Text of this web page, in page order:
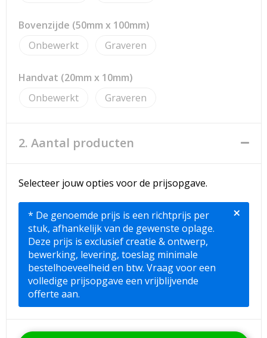
Bovenzijde (50mm x 100mm)
Onbewerkt
Graveren
Handvat (20mm x 10mm)
Onbewerkt
Graveren
2. Aantal producten
Selecteer jouw opties voor de prijsopgave.
* De genoemde prijs is een richtprijs per
stuk, afhankelijk van de gewenste oplage.
Deze prijs is exclusief creatie & ontwerp,
bewerking, levering, toeslag minimale
bestelhoeveelheid en btw. Vraag voor een
volledige prijsopgave een vrijblijvende
offerte aan.
×